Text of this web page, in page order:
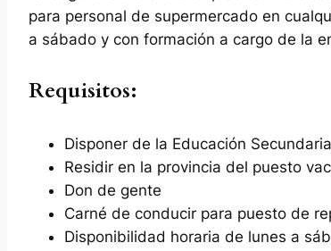
para personal de supermercado en
a sábado y con formación a cargo de la
Requisitos:
Disponer de la Educación
Residir en la provincia del puesto
Don de gente
Carné de conducir para puesto de
Disponibilidad horaria de lunes a